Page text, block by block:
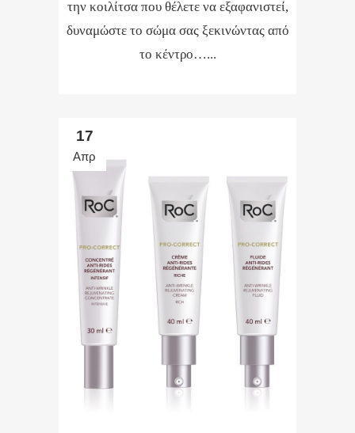
την κοιλίτσα που θέλετε να εξαφανιστεί,
δυναμώστε το σώμα σας ξεκινώντας από
το κέντρο…...
17
Απρ